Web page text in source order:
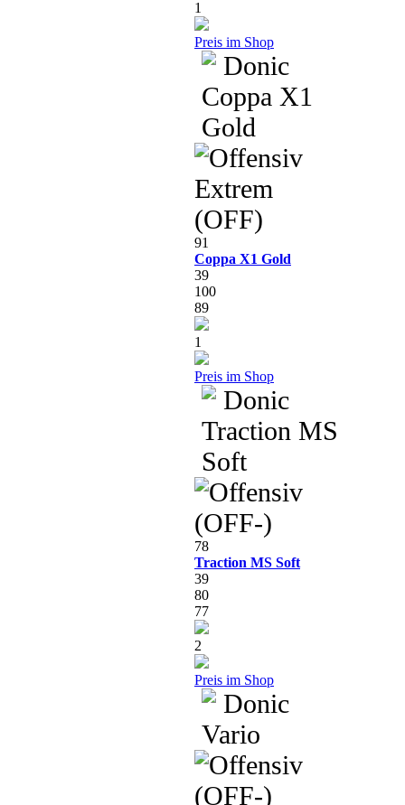
1
Preis im Shop
91
Coppa X1 Gold
39
100
89
1
Preis im Shop
78
Traction MS Soft
39
80
77
2
Preis im Shop